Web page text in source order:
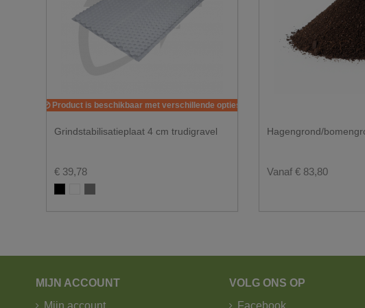
De doorgang moet minstens 3.50m te zijn en er moet
Bij twijfel, stuur ons gerust enkele foto's.
Hoeveel plaats moet je vrijhouden voor een losse
U wenst graag een levering in big bag?
Product is beschikbaar met verschillende opties
Grindstabilisatieplaat 4 cm trudigravel
€ 39,78
Zwart
WitGrijs
Hagengrond/
Vanaf € 83,80
MIJN ACCOUNT
Mijn account
VOLG ONS OP
Facebook